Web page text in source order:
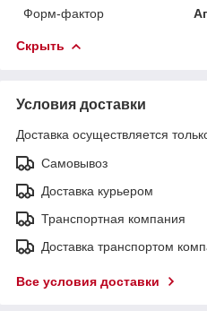
Форм-фактор
Скрыть
Условия доставки
Доставка осуществляется
Самовывоз
Доставка курьером
Транспортная компания
Доставка транспортом
Все условия доставки